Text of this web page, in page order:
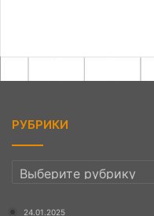
РУБРИКИ
РУБРИКИ
24.01.2025